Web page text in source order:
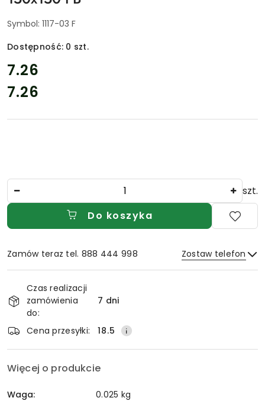
Symbol: 1117-03 F
Dostępność: 0 szt.
cena:
7.26
Cena:
7.26
szt.
Do koszyka
Zamów teraz tel. 888 444 998 Zostaw telefon
Wyślij
i
dostawa
Czas realizacji
zamówienia
do:
7 dni
Cena przesyłki: 18.5
Więcej o produkcie
Waga: 0.025 kg